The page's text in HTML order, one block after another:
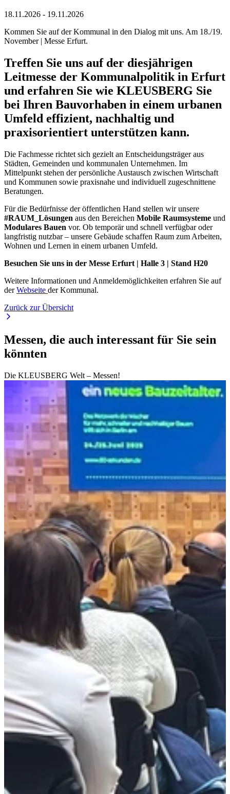
18.11.2026 - 19.11.2026
Kommen Sie auf der Kommunal in den Dialog mit uns. Am 18./19.
November | Messe Erfurt.
Treffen Sie uns auf der diesjährigen
Leitmesse der Kommunalpolitik in Erfurt
und erfahren Sie wie KLEUSBERG Sie
bei Ihren Bauvorhaben in einem urbanen
Umfeld effizient, nachhaltig und
praxisorientiert unterstützen kann.
Die Fachmesse richtet sich gezielt an Entscheidungsträger aus
Städten, Gemeinden und kommunalen Unternehmen. Im
Mittelpunkt stehen der persönliche Austausch zwischen Wirtschaft
und Kommunen sowie praxisnahe und individuell zugeschnittene
Beratungen.
Für die Bedürfnisse der öffentlichen Hand stellen wir unsere
#RAUM_Lösungen aus den Bereichen Mobile Raumsysteme und
Modulares Bauen vor. Ob temporär und schnell verfügbar oder
langfristig nutzbar – unsere Gebäude schaffen Raum zum Arbeiten,
Wohnen und Lernen in einem urbanen Umfeld.
Besuchen Sie uns in der Messe Erfurt | Halle 3 | Stand H20
Weitere Informationen und Anmeldemöglichkeiten erfahren Sie auf
derWebseite der Kommunal.
Zurück zur Übersicht
Messen, die auch interessant für Sie sein
könnten
Die KLEUSBERG Welt – Messen!